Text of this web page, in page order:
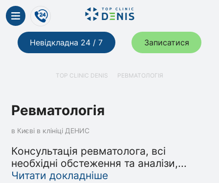
Невідкладна 24 / 7 Записатися
TOP CLINIC DENIS РЕВМАТОЛОГІЯ
Ревматологія
в Києві в клініці ДЕНИС
Консультація ревматолога, всі
необхідні обстеження та аналізи,...
Читати докладніше